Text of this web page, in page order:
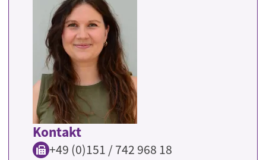
Kontakt
+49 (0)151 / 742 968 18